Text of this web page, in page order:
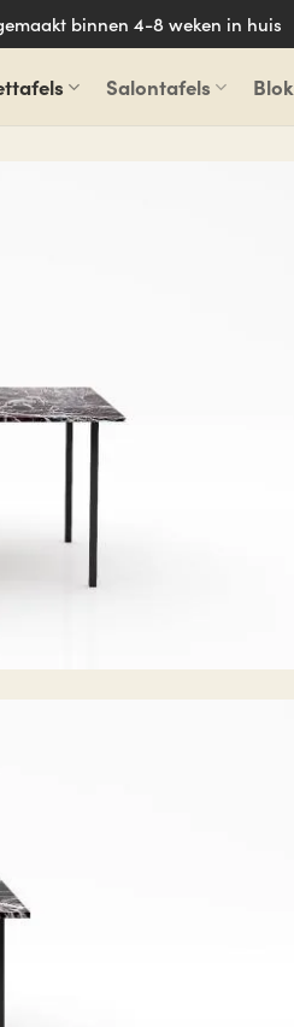
binnen 4-8 weken in huis
Salontafels